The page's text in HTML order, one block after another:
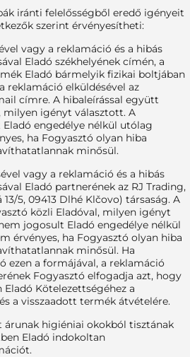
iránti felelősségből eredő igényeit
szerint érvényesítheti:
vagy a reklamáció és a hibás
Eladó székhelyének címén, a
Eladó bármelyik fizikai boltjában
reklamáció elküldésével az
címre. A hibaleírással együtt
milyen igényt választott. A
engedélye nélkül utólag
ha Fogyasztó olyan hiba
minősül.
vagy a reklamáció és a hibás
Eladó partnerének az RJ Trading,
13/5, 09413 Dlhé Klčovo) társaság. A
közli Eladóval, milyen igényt
jogosult Eladó engedélye nélkül
érvényes, ha Fogyasztó olyan hiba
minősül. Ha
ezen a formájával, a reklamáció
Fogyasztó elfogadja azt, hogy
Kötelezettségéhez a
a visszaadott termék átvételére.
árunak higiéniai okokból tisztának
Eladó indokoltan